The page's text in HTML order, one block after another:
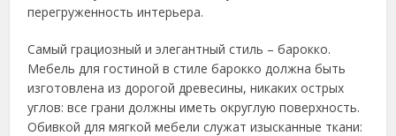
перегруженность интерьера.
Самый грациозный и элегантный стиль – барокко.
Мебель для гостиной в стиле барокко должна быть
изготовлена из дорогой древесины, никаких острых
углов: все грани должны иметь округлую поверхность.
Обивкой для мягкой мебели служат изысканные ткани: